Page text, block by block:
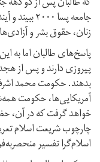
جامعه‌ پسا
زنان، حقوق بشر و
پاسخ‌های طالبان اما به
پیروزی دارند و پس از
بدهند. حکومت محمد
آمریکایی‌ها، حکومت
خواهد گرفت که در آن،
چارچوب شریعت اسلام
اسلام‌گرا تفسیر